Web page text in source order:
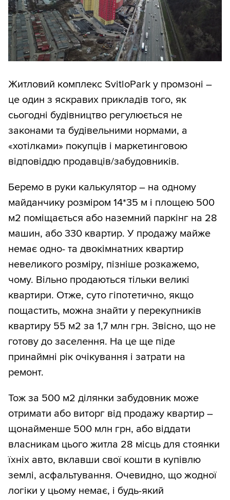
Житловий комплекс SvitloPark у промзоні –
це один з яскравих прикладів того, як
сьогодні будівництво регулюється не
законами та будівельними нормами, а
«хотілками» покупців і маркетинговою
відповіддю продавців/забудовників.
Беремо в руки калькулятор – на одному
майданчику розміром 14*35 м і площею 500
м2 поміщається або наземний паркінг на 28
машин, або 330 квартир. У продажу майже
немає одно- та двокімнатних квартир
невеликого розміру, пізніше розкажемо,
чому. Вільно продаються тільки великі
квартири. Отже, суто гіпотетично, якщо
пощастить, можна знайти у перекупників
квартиру 55 м2 за 1,7 млн грн. Звісно, що не
готову до заселення. На це ще піде
принаймні рік очікування і затрати на
ремонт.
Тож за 500 м2 ділянки забудовник може
отримати або виторг від продажу квартир –
щонайменше 500 млн грн, або віддати
власникам цього житла 28 місць для стоянки
їхніх авто, вклавши свої кошти в купівлю
землі, асфальтування. Очевидно, що жодної
логіки у цьому немає, і будь-який